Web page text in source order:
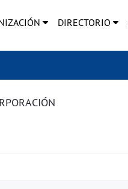
DIRECTORIO